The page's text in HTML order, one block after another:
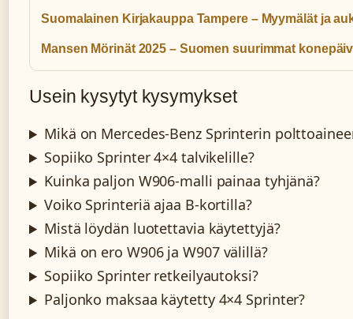
Suomalainen Kirjakauppa Tampere – Myymälät ja
Mansen Mörinät 2025 – Suomen suurimmat
Usein kysytyt kysymykset
Mikä on Mercedes-Benz Sprinterin
Sopiiko Sprinter 4×4 talvikelille?
Kuinka paljon W906-malli painaa tyhjänä?
Voiko Sprinteriä ajaa B-kortilla?
Mistä löydän luotettavia käytettyjä?
Mikä on ero W906 ja W907 välillä?
Sopiiko Sprinter retkeilyautoksi?
Paljonko maksaa käytetty 4×4 Sprinter?